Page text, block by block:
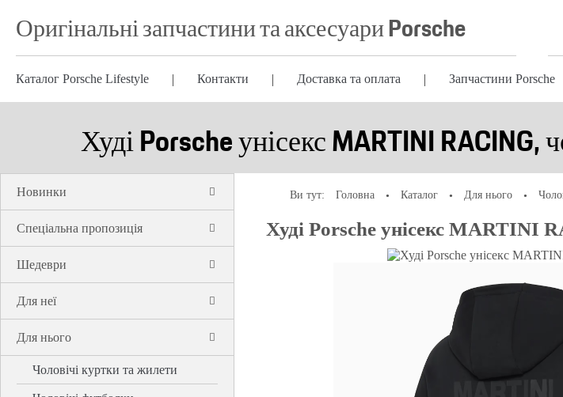
Оригінальні запчастини та аксесуари Porsche
Каталог Porsche Lifestyle Контакти Доставка та оплата Запчастини Porsche
Худі Porsche унісекс MARTINI RACING,
Новинки
Спеціальна пропозиція
Шедеври
Для неї
Для нього
Чоловічі куртки та жилети
Ви тут: Головна Каталог Для нього
Худі Porsche унісекс MARTINI